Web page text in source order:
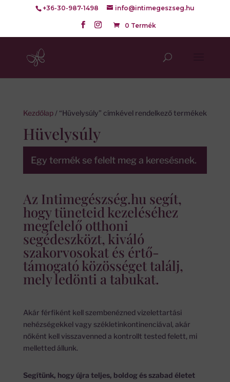
+36-30-987-1498 info@intimegeszseg.hu
0 Termék
Kezdőlap/ “Hüvelysúly” címkével rendelkező termékek
Hüvelysúly
Egy termék se felelt meg a keresésnek.
Az Intimegészség.hu segít,
hogy tüneteid kezeléséhez
megfelelő otthoni
segédeszközt, kiváló
szakorvosokat és értő-
támogató közösséget találj,
mely ledönti a tabukat.
Akár férfiként kell szembenézned vizelettartási
nehézségekkel vagy székletinkontinenciával, akár
nőként kell visszavenned a kontrollt tested felett, mi
melletted állunk.
Segítünk, hogy újra teljes, boldog és szabad életet